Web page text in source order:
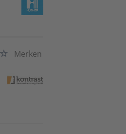
Merken